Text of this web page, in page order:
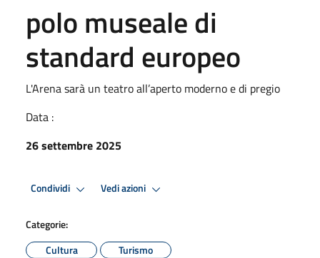
polo museale di
standard europeo
L'Arena sarà un teatro all’aperto moderno e di pregio
Data :
26 settembre 2025
Condividi Vedi azioni
Categorie:
Cultura
Turismo